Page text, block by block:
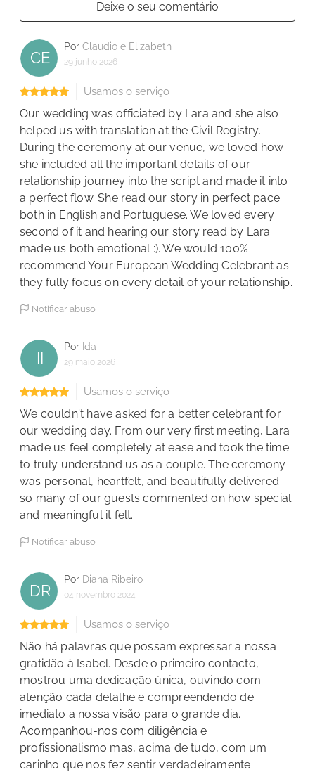
Deixe o seu comentário
CE
Por Claudio e Elizabeth
29 junho 2026
Usamos o serviço
Our wedding was officiated by Lara and she also
helped us with translation at the Civil Registry.
During the ceremony at our venue, we loved how
she included all the important details of our
relationship journey into the script and made it into
a perfect flow. She read our story in perfect pace
both in English and Portuguese. We loved every
second of it and hearing our story read by Lara
made us both emotional :). We would 100%
recommend Your European Wedding Celebrant as
they fully focus on every detail of your relationship.
Notificar abuso
Por Ida
29 maio 2026
Usamos o serviço
We couldn't have asked for a better celebrant for
our wedding day. From our very first meeting, Lara
made us feel completely at ease and took the time
to truly understand us as a couple. The ceremony
was personal, heartfelt, and beautifully delivered —
so many of our guests commented on how special
and meaningful it felt.
Notificar abuso
DR
Por Diana Ribeiro
04 novembro 2024
Usamos o serviço
Não há palavras que possam expressar a nossa
gratidão à Isabel. Desde o primeiro contacto,
mostrou uma dedicação única, ouvindo com
atenção cada detalhe e compreendendo de
imediato a nossa visão para o grande dia.
Acompanhou-nos com diligência e
profissionalismo mas, acima de tudo, com um
carinho que nos fez sentir verdadeiramente